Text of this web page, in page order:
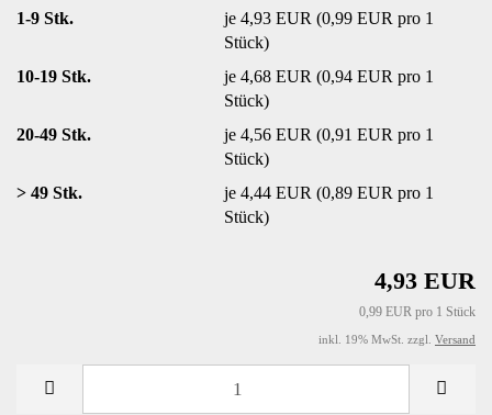
1-9 Stk.
je 4,93 EUR (0,99 EUR pro 1
Stück)
10-19 Stk.
je 4,68 EUR (0,94 EUR pro 1
Stück)
20-49 Stk.
je 4,56 EUR (0,91 EUR pro 1
Stück)
> 49 Stk.
je 4,44 EUR (0,89 EUR pro 1
Stück)
4,93 EUR
0,99 EUR pro 1 Stück
inkl. 19% MwSt. zzgl. Versand